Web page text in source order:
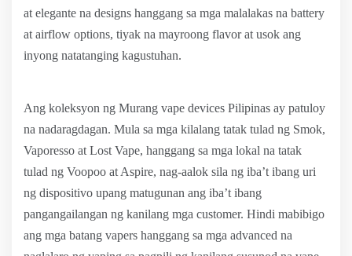
at elegante na designs hanggang sa mga malalakas na battery
at airflow options, tiyak na mayroong flavor at usok ang
inyong natatanging kagustuhan.
Ang koleksyon ng Murang vape devices Pilipinas ay patuloy
na nadaragdagan. Mula sa mga kilalang tatak tulad ng Smok,
Vaporesso at Lost Vape, hanggang sa mga lokal na tatak
tulad ng Voopoo at Aspire, nag-aalok sila ng iba’t ibang uri
ng dispositivo upang matugunan ang iba’t ibang
pangangailangan ng kanilang mga customer. Hindi mabibigo
ang mga batang vapers hanggang sa mga advanced na